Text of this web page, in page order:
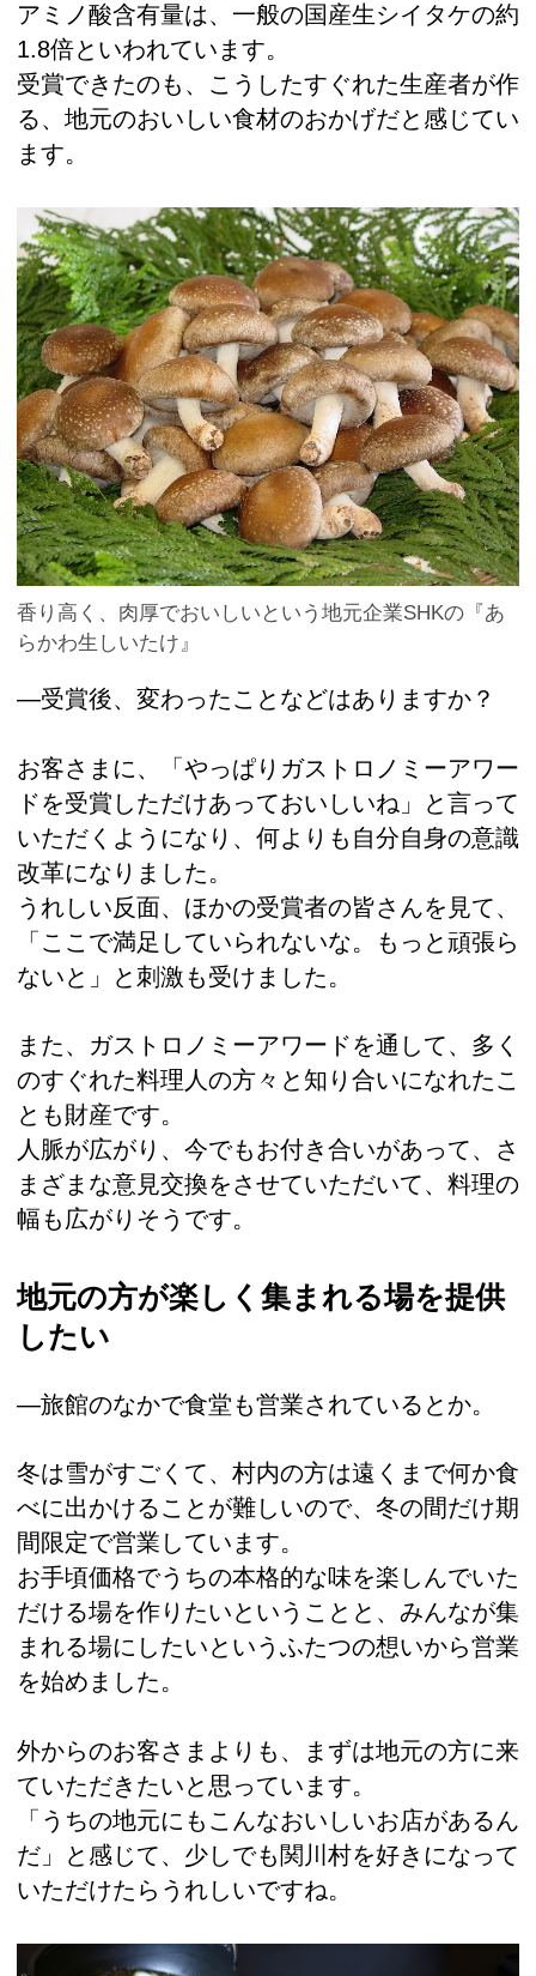
アミノ酸含有量は、一般の国産生シイタケの約
1.8倍といわれています。
受賞できたのも、こうしたすぐれた生産者が作
る、地元のおいしい食材のおかげだと感じてい
ます。
香り高く、肉厚でおいしいという地元企業SHKの『あ
らかわ生しいたけ』
―受賞後、変わったことなどはありますか？
お客さまに、「やっぱりガストロノミーアワー
ドを受賞しただけあっておいしいね」と言って
いただくようになり、何よりも自分自身の意識
改革になりました。
うれしい反面、ほかの受賞者の皆さんを見て、
「ここで満足していられないな。もっと頑張ら
ないと」と刺激も受けました。
また、ガストロノミーアワードを通して、多く
のすぐれた料理人の方々と知り合いになれたこ
とも財産です。
人脈が広がり、今でもお付き合いがあって、さ
まざまな意見交換をさせていただいて、料理の
幅も広がりそうです。
地元の方が楽しく集まれる場を提供
したい
―旅館のなかで食堂も営業されているとか。
冬は雪がすごくて、村内の方は遠くまで何か食
べに出かけることが難しいので、冬の間だけ期
間限定で営業しています。
お手頃価格でうちの本格的な味を楽しんでいた
だける場を作りたいということと、みんなが集
まれる場にしたいというふたつの想いから営業
を始めました。
外からのお客さまよりも、まずは地元の方に来
ていただきたいと思っています。
「うちの地元にもこんなおいしいお店があるん
だ」と感じて、少しでも関川村を好きになって
いただけたらうれしいですね。